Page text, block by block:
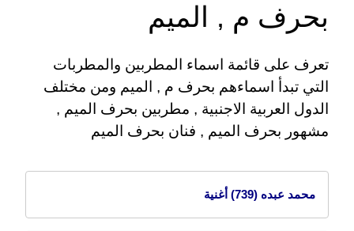
بحرف م , الميم
تعرف على قائمة اسماء المطربين والمطربات
التي تبدأ اسماءهم بحرف م , الميم ومن مختلف
الدول العربية الاجنبية , مطربين بحرف الميم ,
مشهور بحرف الميم , فنان بحرف الميم
محمد عبده (739) أغنية